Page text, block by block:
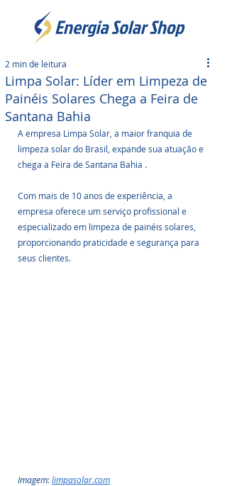
Limpa Solar: Líder em Limpeza de
Painéis Solares Chega a Feira de
Santana Bahia
2 min de leitura
A empresa Limpa Solar, a maior franquia de
limpeza solar do Brasil, expande sua atuação e
chega a Feira de Santana Bahia .
Com mais de 10 anos de experiência, a
empresa oferece um serviço profissional e
especializado em limpeza de painéis solares,
proporcionando praticidade e segurança para
seus clientes.
Imagem: limpasolar.com